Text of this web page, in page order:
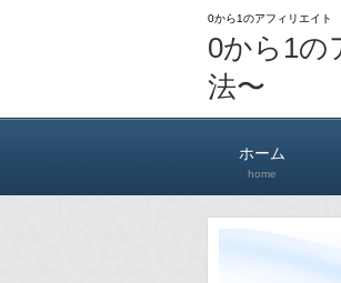
0から1のアフィリエイト
0から1の
法〜
ホーム
home